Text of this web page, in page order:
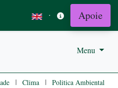
· Apoie
Menu
| Clima | Politica Ambiental